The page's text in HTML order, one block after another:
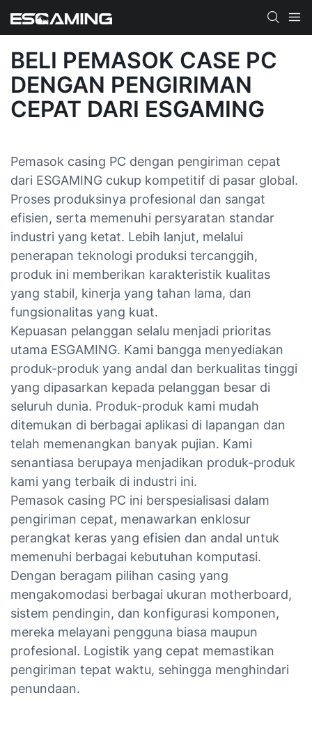
BELI PEMASOK CASE PC
DENGAN PENGIRIMAN
CEPAT DARI ESGAMING
Pemasok casing PC dengan pengiriman cepat
dari ESGAMING cukup kompetitif di pasar global.
Proses produksinya profesional dan sangat
efisien, serta memenuhi persyaratan standar
industri yang ketat. Lebih lanjut, melalui
penerapan teknologi produksi tercanggih,
produk ini memberikan karakteristik kualitas
yang stabil, kinerja yang tahan lama, dan
fungsionalitas yang kuat.
Kepuasan pelanggan selalu menjadi prioritas
utama ESGAMING. Kami bangga menyediakan
produk-produk yang andal dan berkualitas tinggi
yang dipasarkan kepada pelanggan besar di
seluruh dunia. Produk-produk kami mudah
ditemukan di berbagai aplikasi di lapangan dan
telah memenangkan banyak pujian. Kami
senantiasa berupaya menjadikan produk-produk
kami yang terbaik di industri ini.
Pemasok casing PC ini berspesialisasi dalam
pengiriman cepat, menawarkan enklosur
perangkat keras yang efisien dan andal untuk
memenuhi berbagai kebutuhan komputasi.
Dengan beragam pilihan casing yang
mengakomodasi berbagai ukuran motherboard,
sistem pendingin, dan konfigurasi komponen,
mereka melayani pengguna biasa maupun
profesional. Logistik yang cepat memastikan
pengiriman tepat waktu, sehingga menghindari
penundaan.